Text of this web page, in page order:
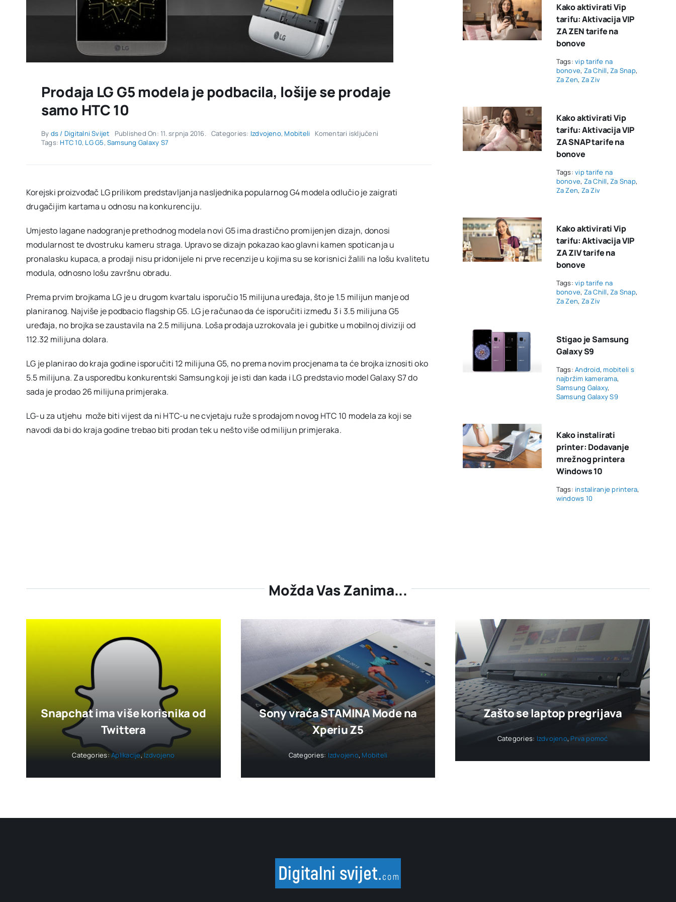
Prodaja LG G5 modela je podbacila, lošije se prodaje
samo HTC 10
By ds / Digitalni Svijet Published On: 11. srpnja 2016. Categories: Izdvojeno,Mobiteli Komentari isključeni
podbacila,
lošije
HTC
10
Tags:HTC 10, LG G5, Samsung Galaxy S7
Korejski proizvođač LG prilikom predstavljanja nasljednika popularnog G4 modela odlučio je zaigrati
drugačijim kartama u odnosu na konkurenciju.
Umjesto lagane nadogranje prethodnog modela novi G5 ima drastično promijenjen dizajn, donosi
modularnost te dvostruku kameru straga. Upravo se dizajn pokazao kao glavni kamen spoticanja u
pronalasku kupaca, a prodaji nisu pridonijele ni prve recenzije u kojima su se korisnici žalili na lošu kvalitetu
modula, odnosno lošu završnu obradu.
Prema prvim brojkama LG je u drugom kvartalu isporučio 15 milijuna uređaja, što je 1.5 milijun manje od
planiranog. Najviše je podbacio flagship G5. LG je računao da će isporučiti između 3 i 3.5 milijuna G5
uređaja, no brojka se zaustavila na 2.5 milijuna. Loša prodaja uzrokovala je i gubitke u mobilnoj diviziji od
112.32 milijuna dolara.
LG je planirao do kraja godine isporučiti 12 milijuna G5, no prema novim procjenama ta će brojka iznositi oko
5.5 milijuna. Za usporedbu konkurentski Samsung koji je isti dan kada i LG predstavio model Galaxy S7 do
sada je prodao 26 milijuna primjeraka.
LG-u za utjehu može biti vijest da ni HTC-u ne cvjetaju ruže s prodajom novog HTC 10 modela za koji se
navodi da bi do kraja godine trebao biti prodan tek u nešto više od milijun primjeraka.
Kako aktivirati Vip
tarifu: Aktivacija VIP
ZA ZEN tarife na
bonove
Tags:vip tarife na
bonove, Za Chill,Za Snap,
Za Zen, Za Ziv
Kako aktivirati Vip
tarifu: Aktivacija VIP
ZA SNAP tarife na
bonove
Tags:vip tarife na
bonove, Za Chill,Za Snap,
Za Zen, Za Ziv
Kako aktivirati Vip
tarifu: Aktivacija VIP
ZA ZIV tarife na
bonove
Tags:vip tarife na
bonove, Za Chill,Za Snap,
Za Zen, Za Ziv
Stigao je Samsung
Galaxy S9
Tags:Android,mobiteli s
najbržim kamerama,
Samsung Galaxy,
Samsung Galaxy S9
Kako instalirati
printer: Dodavanje
mrežnog printera
Windows 10
Tags: instaliranje printera,
windows 10
Možda Vas Zanima...
Snapchat ima više korisnika od
Twittera
Categories:Aplikacije, Izdvojeno
Sony vraća STAMINA Mode na
Xperiu Z5
Categories: Izdvojeno, Mobiteli
Zašto se laptop pregrijava
Categories: Izdvojeno,Prva pomoć